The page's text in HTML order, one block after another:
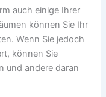
auch einige Ihrer
können Sie Ihr
Wenn Sie jedoch
können Sie
und andere daran